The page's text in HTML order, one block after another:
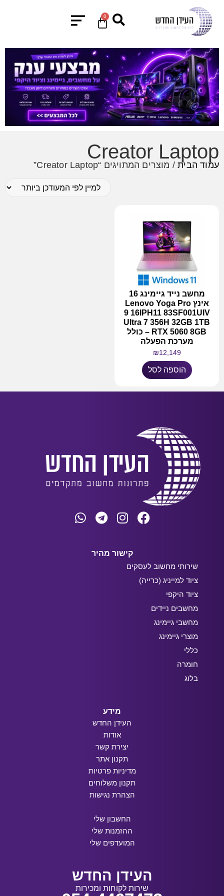
0
Creator Laptop
עמוד הבית/ מוצרים המתויגים “Creator Laptop”
מחשב נייד גיימינג 16
אינץ Lenovo Yoga Pro
9 16IPH11 83SF001UIV
Ultra 7 356H 32GB 1TB
RTX 5060 8GB – כולל
מערכת הפעלה
₪12,149
הוספה לסל
קישור מהיר
שירותי מחשוב לעסקים
ציוד למייניג (כרייה)
ציוד היקפי
מחשבים ניידים
מחשבי גיימינג
מוצרי גיימינג
כללי
חומרה
בלוג
מידע
העידן החדש
אודות
יצירת קשר
תקנון אתר
מדיניות פרטיות
תקנון משלוחים
הצהרת נגישות
החשבון שלי
ההזמנות שלי
המועדפים שלי
העידן החדש
שירות לקוחות ומכירות